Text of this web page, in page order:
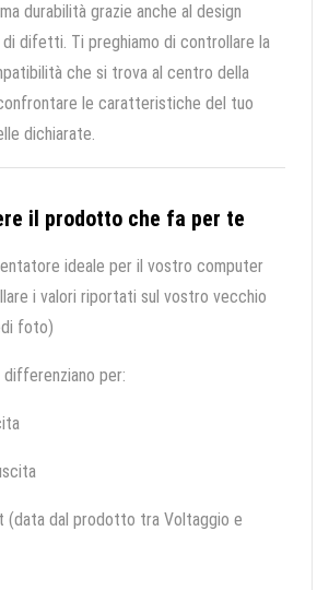
durabilità grazie anche al design
difetti. Ti preghiamo di controllare la
che si trova al centro della
le caratteristiche del tuo
dichiarate.
il prodotto che fa per te
ideale per il vostro computer
i valori riportati sul vostro vecchio
foto)
per:
(data dal prodotto tra Voltaggio e